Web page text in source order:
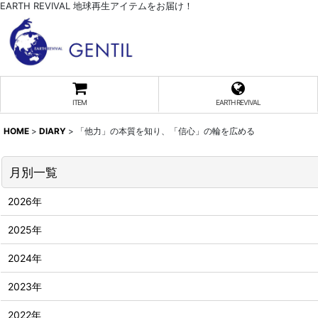
EARTH REVIVAL 地球再生アイテムをお届け！
ITEM EARTH REVIVAL
HOME > DIARY > 「他力」の本質を知り、「信心」の輪を広める
月別一覧
2026年
2025年
2024年
2023年
2022年